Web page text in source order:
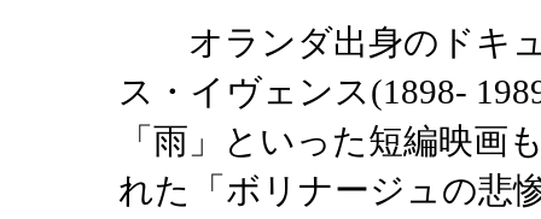
オランダ出身のドキ
ス・イヴェンス(1898-
「雨」といった短編映画
れた「ボリナージュの悲